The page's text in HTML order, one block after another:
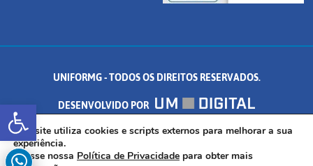
Abrir a barra de ferramentas
UNIFORMG - TODOS OS DIREITOS RESERVADOS.
DESENVOLVIDO POR
AV. DR. ARNALDO DE SENNA, 328 - PALMEIRAS, FORMIGA/MG - CEP:
35.574.530
Este site utiliza cookies e scripts externos para melhorar a sua
experiência.
Acesse nossa Política de Privacidade para obter mais